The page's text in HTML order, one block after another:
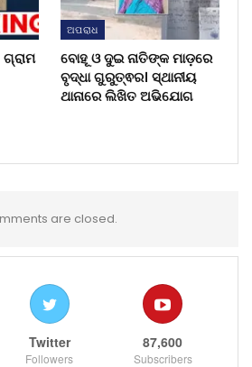
ଗ୍ରାମ
ଅପରାଧ
ବୋହୂ ଓ ଦୁଇ ନାତିଙ୍କ ମାଡ଼ରେ
ବୃଦ୍ଧା ଗୁରୁତ୍ଵର। ସ୍ଥାନୀୟ
ଥାନାରେ ଲିଖିତ ଅଭିଯୋଗ
are closed.
Twitter
Followers
87,600
Subscribers